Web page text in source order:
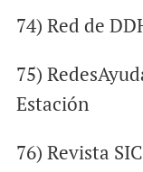
74) Red de
75)
Estación
76) Revista